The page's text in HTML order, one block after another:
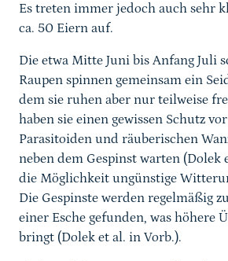
Es treten immer jedoch auch sehr
ca. 50 Eiern auf.
Die etwa Mitte Juni bis Anfang Juli
Raupen spinnen gemeinsam ein
dem sie ruhen aber nur teilweise
haben sie einen gewissen Schutz
Parasitoiden und räuberischen
neben dem Gespinst warten (Dolek
die Möglichkeit ungünstige
Die Gespinste werden regelmäßig
einer Esche gefunden, was höhere
bringt (Dolek et al. in Vorb.).